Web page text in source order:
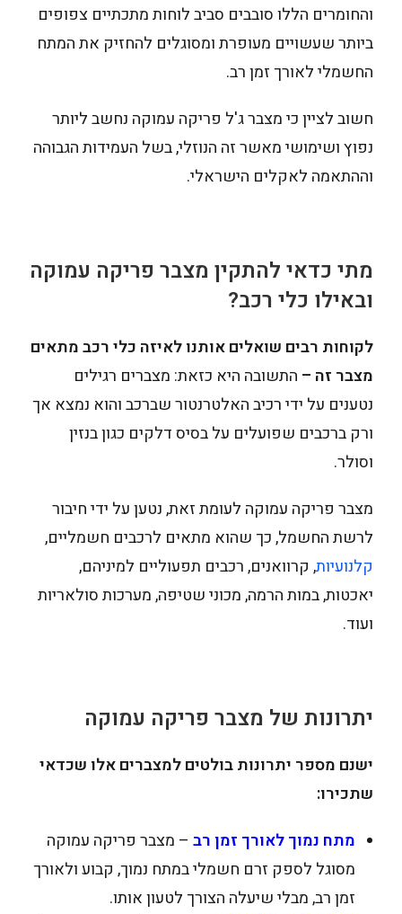
והחומרים הללו סובבים סביב לוחות מתכתיים צפופים
ביותר שעשויים מעופרת ומסוגלים להחזיק את המתח
החשמלי לאורך זמן רב.
חשוב לציין כי מצבר ג'ל פריקה עמוקה נחשב ליותר
נפוץ ושימושי מאשר זה הנוזלי, בשל העמידות הגבוהה
וההתאמה לאקלים הישראלי.
מתי כדאי להתקין מצבר פריקה עמוקה
ובאילו כלי רכב?
לקוחות רבים שואלים אותנו לאיזה כלי רכב מתאים
מצבר זה – התשובה היא כזאת: מצברים רגילים
נטענים על ידי רכיב האלטרנטור שברכב והוא נמצא אך
ורק ברכבים שפועלים על בסיס דלקים כגון בנזין
וסולר.
מצבר פריקה עמוקה לעומת זאת, נטען על ידי חיבור
לרשת החשמל, כך שהוא מתאים לרכבים חשמליים,
קלנועיות, קרוואנים, רכבים תפעוליים למיניהם,
יאכטות, במות הרמה, מכוני שטיפה, מערכות סולאריות
ועוד.
יתרונות של מצבר פריקה עמוקה
ישנם מספר יתרונות בולטים למצברים אלו שכדאי
שתכירו:
מתח נמוך לאורך זמן רב – מצבר פריקה עמוקה
מסוגל לספק זרם חשמלי במתח נמוך, קבוע ולאורך
זמן רב, מבלי שיעלה הצורך לטעון אותו.